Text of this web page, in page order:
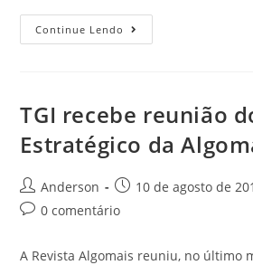
Continue Lendo
TGI recebe reunião
Estratégico da
Anderson 10 de agosto de
0 comentário
A Revista Algomais reuniu, no último